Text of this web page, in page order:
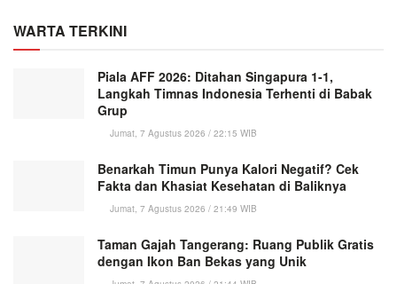
WARTA TERKINI
Piala AFF 2026: Ditahan Singapura 1-1,
Langkah Timnas Indonesia Terhenti di Babak
Grup
Jumat, 7 Agustus 2026 / 22:15 WIB
Benarkah Timun Punya Kalori Negatif? Cek
Fakta dan Khasiat Kesehatan di Baliknya
Jumat, 7 Agustus 2026 / 21:49 WIB
Taman Gajah Tangerang: Ruang Publik Gratis
dengan Ikon Ban Bekas yang Unik